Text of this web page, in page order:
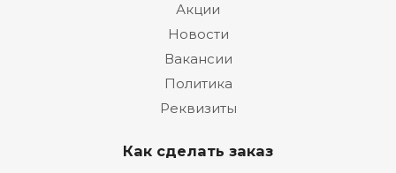
Акции
Новости
Вакансии
Политика
Реквизиты
Как сделать заказ